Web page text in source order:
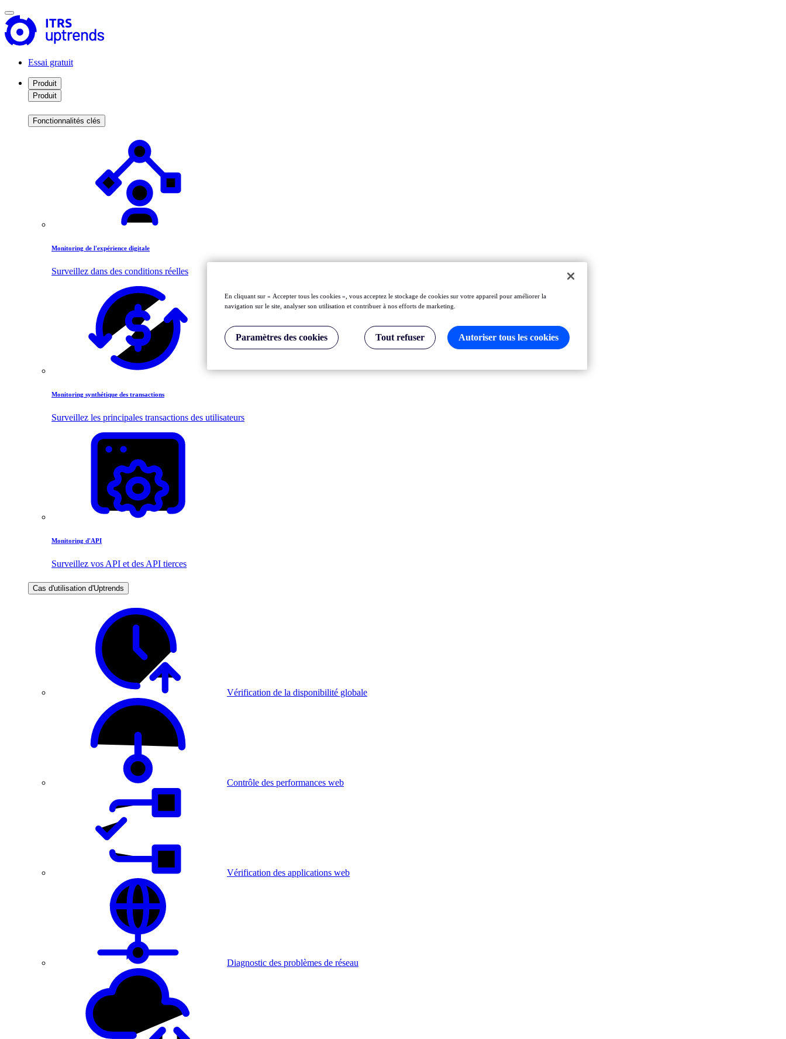
Essai gratuit
Produit
Produit
Fonctionnalités clés
Monitoring de l'expérience digitale
Surveillez dans des conditions réelles
Monitoring synthétique des transactions
Surveillez les principales transactions des utilisateurs
Monitoring d'API
Surveillez vos API et des API tierces
Cas d'utilisation d'Uptrends
Vérification de la disponibilité globale
Contrôle des performances web
Vérification des applications web
Diagnostic des problèmes de réseau
En cliquant sur « Accepter tous les cookies », vous acceptez le stockage de cookies sur votre appareil pour améliorer la
navigation sur le site, analyser son utilisation et contribuer à nos efforts de marketing.
Paramètres des cookies Tout refuser Autoriser tous les cookies